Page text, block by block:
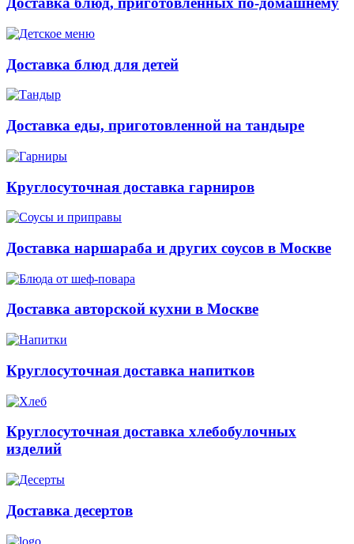
Доставка блюд для детей
Доставка еды, приготовленной на тандыре
Круглосуточная доставка гарниров
Доставка наршараба и других соусов в Москве
Доставка авторской кухни в Москве
Круглосуточная доставка напитков
Круглосуточная доставка хлебобулочных
изделий
Доставка десертов